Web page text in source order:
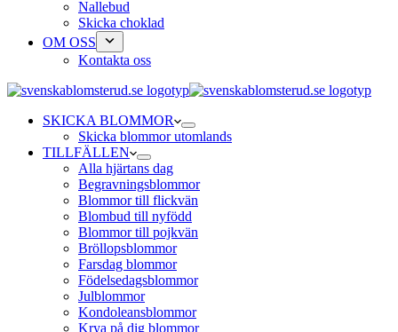
Nallebud
Skicka choklad
OM OSS
Kontakta oss
SKICKA BLOMMOR
Skicka blommor utomlands
TILLFÄLLEN
Alla hjärtans dag
Begravningsblommor
Blommor till flickvän
Blombud till nyfödd
Blommor till pojkvän
Bröllopsblommor
Farsdag blommor
Födelsedagsblommor
Julblommor
Kondoleansblommor
Krya på dig blommor